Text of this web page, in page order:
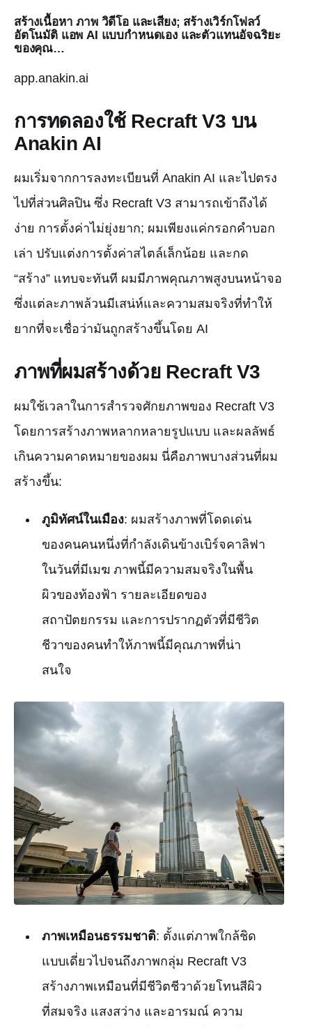
สร้างเนื้อหา ภาพ วิดีโอ และเสียง; สร้างเวิร์กโฟลว์
อัตโนมัติ แอพ AI แบบกำหนดเอง และตัวแทนอัจฉริยะ
ของคุณ…
app.anakin.ai
การทดลองใช้ Recraft V3 บน
Anakin AI
ผมเริ่มจากการลงทะเบียนที่ Anakin AI และไปตรง
ไปที่ส่วนศิลปิน ซึ่ง Recraft V3 สามารถเข้าถึงได้
ง่าย การตั้งค่าไม่ยุ่งยาก; ผมเพียงแค่กรอกคำบอก
เล่า ปรับแต่งการตั้งค่าสไตล์เล็กน้อย และกด
“สร้าง” แทบจะทันที ผมมีภาพคุณภาพสูงบนหน้าจอ
ซึ่งแต่ละภาพล้วนมีเสน่ห์และความสมจริงที่ทำให้
ยากที่จะเชื่อว่ามันถูกสร้างขึ้นโดย AI
ภาพที่ผมสร้างด้วย Recraft V3
ผมใช้เวลาในการสำรวจศักยภาพของ Recraft V3
โดยการสร้างภาพหลากหลายรูปแบบ และผลลัพธ์
เกินความคาดหมายของผม นี่คือภาพบางส่วนที่ผม
สร้างขึ้น:
ภูมิทัศน์ในเมือง: ผมสร้างภาพที่โดดเด่น
ของคนคนหนึ่งที่กำลังเดินข้างเบิร์จคาลิฟา
ในวันที่มีเมฆ ภาพนี้มีความสมจริงในพื้น
ผิวของท้องฟ้า รายละเอียดของ
สถาปัตยกรรม และการปรากฏตัวที่มีชีวิต
ชีวาของคนทำให้ภาพนี้มีคุณภาพที่น่า
สนใจ
ภาพเหมือนธรรมชาติ: ตั้งแต่ภาพใกล้ชิด
แบบเดี่ยวไปจนถึงภาพกลุ่ม Recraft V3
สร้างภาพเหมือนที่มีชีวิตชีวาด้วยโทนสีผิว
ที่สมจริง แสงสว่าง และอารมณ์ ความ